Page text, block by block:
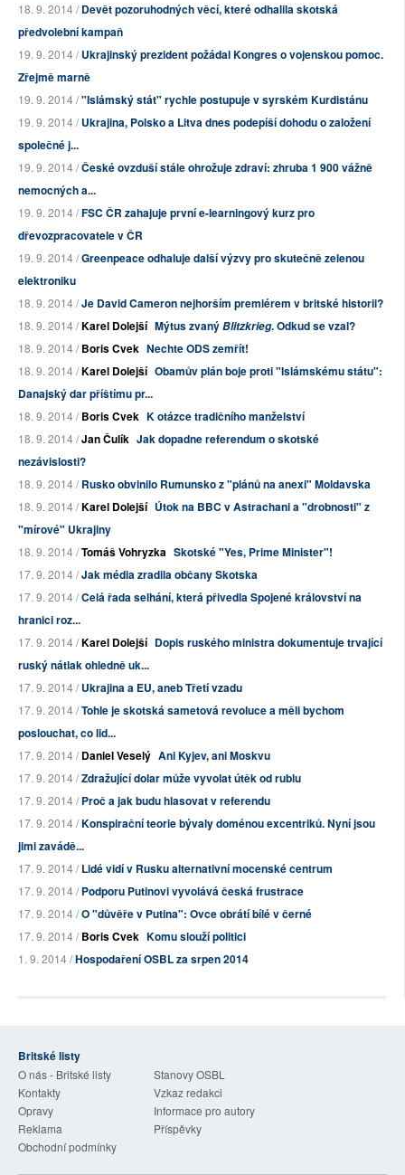
18. 9. 2014 /Devět pozoruhodných věcí, které odhalila skotská
předvolební kampaň
19. 9. 2014 /Ukrajinský prezident požádal Kongres o vojenskou pomoc.
Zřejmě marně
19. 9. 2014 /"Islámský stát" rychle postupuje v syrském Kurdistánu
19. 9. 2014 /Ukrajina, Polsko a Litva dnes podepíší dohodu o založení
společné j...
19. 9. 2014 /České ovzduší stále ohrožuje zdraví: zhruba 1 900 vážně
nemocných a...
19. 9. 2014 /FSC ČR zahajuje první e-learningový kurz pro
dřevozpracovatele v ČR
19. 9. 2014 /Greenpeace odhaluje další výzvy pro skutečně zelenou
elektroniku
18. 9. 2014 /Je David Cameron nejhorším premiérem v britské historii?
18. 9. 2014 /Karel Dolejší Mýtus zvanýBlitzkrieg. Odkud se vzal?
18. 9. 2014 /Boris Cvek Nechte ODS zemřít!
18. 9. 2014 /Karel Dolejší Obamův plán boje proti "Islámskému státu":
Danajský dar příštímu pr...
18. 9. 2014 /Boris Cvek K otázce tradičního manželství
18. 9. 2014 /Jan Čulík Jak dopadne referendum o skotské
nezávislosti?
18. 9. 2014 /Rusko obvinilo Rumunsko z "plánů na anexi" Moldavska
18. 9. 2014 /Karel Dolejší Útok na BBC v Astrachani a "drobnosti" z
"mírové" Ukrajiny
18. 9. 2014 /Tomáš Vohryzka Skotské "Yes, Prime Minister"!
17. 9. 2014 /Jak média zradila občany Skotska
17. 9. 2014 /Celá řada selhání, která přivedla Spojené království na
hranici roz...
17. 9. 2014 /Karel Dolejší Dopis ruského ministra dokumentuje trvající
ruský nátlak ohledně uk...
17. 9. 2014 /Ukrajina a EU, aneb Třetí vzadu
17. 9. 2014 /Tohle je skotská sametová revoluce a měli bychom
poslouchat, co lid...
17. 9. 2014 /Daniel Veselý Ani Kyjev, ani Moskvu
17. 9. 2014 /Zdražující dolar může vyvolat útěk od rublu
17. 9. 2014 /Proč a jak budu hlasovat v referendu
17. 9. 2014 /Konspirační teorie bývaly doménou excentriků. Nyní jsou
jimi zavádě...
17. 9. 2014 /Lidé vidí v Rusku alternativní mocenské centrum
17. 9. 2014 /Podporu Putinovi vyvolává česká frustrace
17. 9. 2014 /O "důvěře v Putina": Ovce obrátí bílé v černé
17. 9. 2014 /Boris Cvek Komu slouží politici
1. 9. 2014 /Hospodaření OSBL za srpen 2014
Britské listy
O nás - Britské listy
Stanovy OSBL
Kontakty
Vzkaz redakci
Opravy
Informace pro autory
Reklama
Příspěvky
Obchodní podmínky